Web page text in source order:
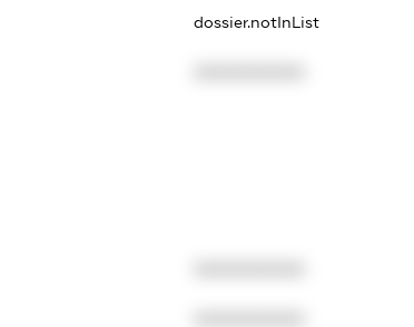
dossier.notInList